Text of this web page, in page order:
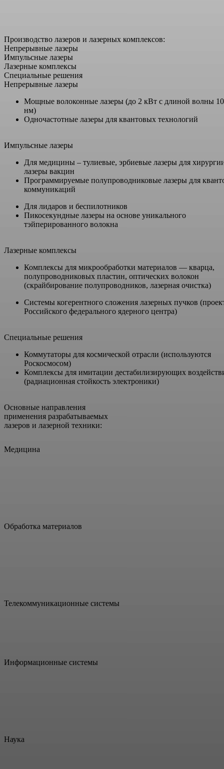
Производство лазеров и лазерных комплексов:
Непрерывные лазеры
Импульсные лазеры
Лазерные комплексы
Специальные решения
Непрерывные лазеры
Мощные волоконные лазеры (до 2 кВт с длиной волны
нм)
Одночастотные лазеры для квантовых технологий
Импульсные лазеры
Для медицины – тулиевые, эрбиевые лазеры для
лазеры вакцин
Программируемые полупроводниковые лазеры для
коммуникаций
Для лидаров и беспилотников
Пикосекундные лазеры на основе уникального
тэйперированного волокна
Лазерные комплексы
Комплексы для микрообработки материалов — кварца,
полупроводниковых пластин, оптических волокон
(скрайбирование полупроводников, лазерная очистка)
Системы когерентного сложения лазерных пучков
Российского федерального ядерного центра)
Специальные решения
Коммутаторы для космической отрасли (используются
Роскосмосом)
Комплексы для имитации дестабилизирующих
(радиационная стойкость электроники)
Основные направления
применения разрабатываемых
лазеров и лазерной техники:
Медицина
Обработка материалов
Телекоммуникационные системы
Информационные системы
Наука